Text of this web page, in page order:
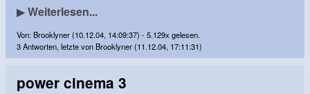
▶Weiterlesen...
Von: Brooklyner (10.12.04, 14:09:37) - 5.129x gelesen.
3 Antworten, letzte von Brooklyner (11.12.04, 17:11:31)
power cinema 3